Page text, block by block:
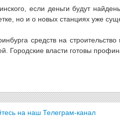
если деньги будут
но и о новых станциях уже
средств на
Городские власти готовы
на наш Телеграм-канал